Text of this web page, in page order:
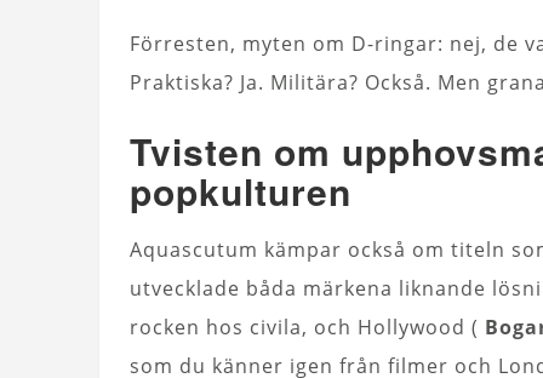
Förresten, myten om D-ringar: nej, de
Praktiska? Ja. Militära? Också. Men
Tvisten om
popkulturen
Aquascutum kämpar också om titeln
utvecklade båda märkena liknande
rocken hos civila, och Hollywood (
som du känner igen från filmer och